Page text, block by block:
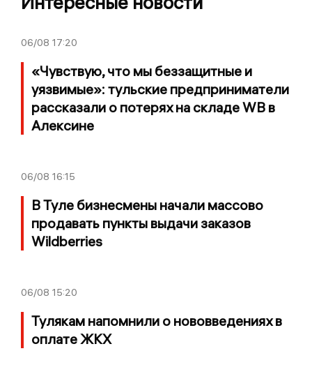
06/08 17:20
«Чувствую, что мы беззащитные и
уязвимые»: тульские предприниматели
рассказали о потерях на складе WB в
Алексине
06/08 16:15
В Туле бизнесмены начали массово
продавать пункты выдачи заказов
Wildberries
06/08 15:20
Тулякам напомнили о нововведениях в
оплате ЖКХ